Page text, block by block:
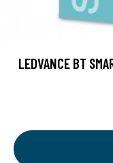
LEDVANCE BT